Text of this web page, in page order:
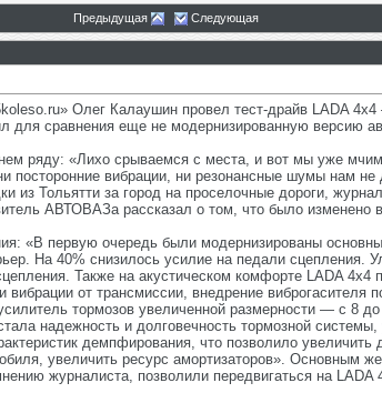
Предыдущая Следующая
Олег Калаушин провел тест-драйв LADA
для сравнения еще не модернизированную версию
ряду: «Лихо срываемся с места, и вот мы уже
посторонние вибрации, ни резонансные шумы нам
из Тольятти за город на проселочные дороги,
АВТОВАЗа рассказал о том, что было изменено
«В первую очередь были модернизированы
На 40% снизилось усилие на педали
Также на акустическом комфорте LADA 4x4
от трансмиссии, внедрение
тормозов увеличенной размерности — с 8
надежность и долговечность тормозной
демпфирования, что позволило
увеличить ресурс амортизаторов». Основным
журналиста, позволили передвигаться на